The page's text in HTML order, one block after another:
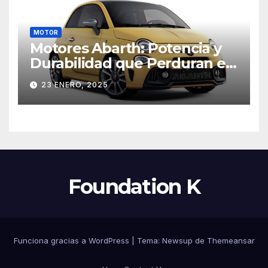
MOTOR
Motores Abarth: Potencia y
Durabilidad que Perduran en
el Tiempo
23 ENERO, 2025
Foundation K
Funciona gracias a WordPress Tema: Newsup de Themeansar